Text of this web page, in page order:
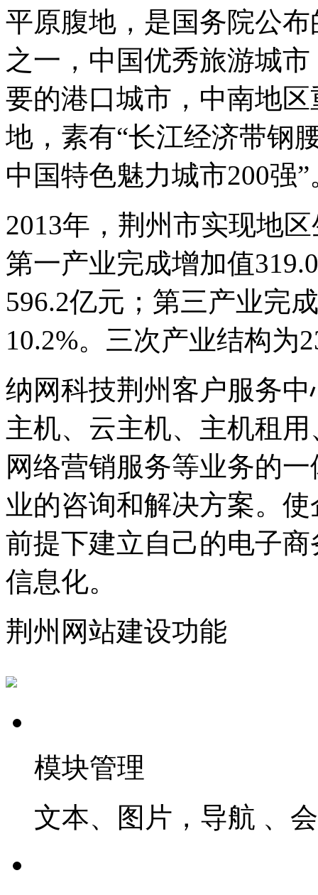
平原腹地，是国务院公
之一，中国优秀旅游城
要的港口城市，中南地
地，素有“长江经济带钢
中国特色魅力城市200强”
2013年，荆州市实现地
第一产业完成增加值
596.2亿元；第三产业完
10.2%。三次产业结构为
纳网科技荆州客户服务
主机、云主机、主机租
网络营销服务等业务的
业的咨询和解决方案。
前提下建立自己的电子
信息化。
荆州网站建设功能
模块管理
文本、图片，导航 、